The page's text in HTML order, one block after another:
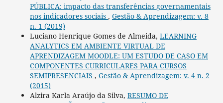
PÚBLICA: impacto das transferências governamentais
nos indicadores sociais , Gestão & Aprendizagem: v. 8
n. 1 (2019)
Luciano Henrique Gomes de Almeida, LEARNING
ANALYTICS EM AMBIENTE VIRTUAL DE
APRENDIZAGEM MOODLE: UM ESTUDO DE CASO EM
COMPONENTES CURRICULARES PARA CURSOS
SEMIPRESENCIAIS , Gestão & Aprendizagem: v. 4 n. 2
(2015)
Alzira Karla Araújo da Silva, RESUMO DE